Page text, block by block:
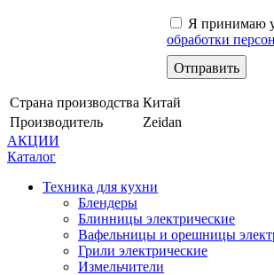
Я принимаю
обработки
Страна производства Китай
Производитель
Zeidan
АКЦИИ
Каталог
Техника для кухни
Блендеры
Блинницы электрические
Вафельницы и орешницы
Грили электрические
Измельчители